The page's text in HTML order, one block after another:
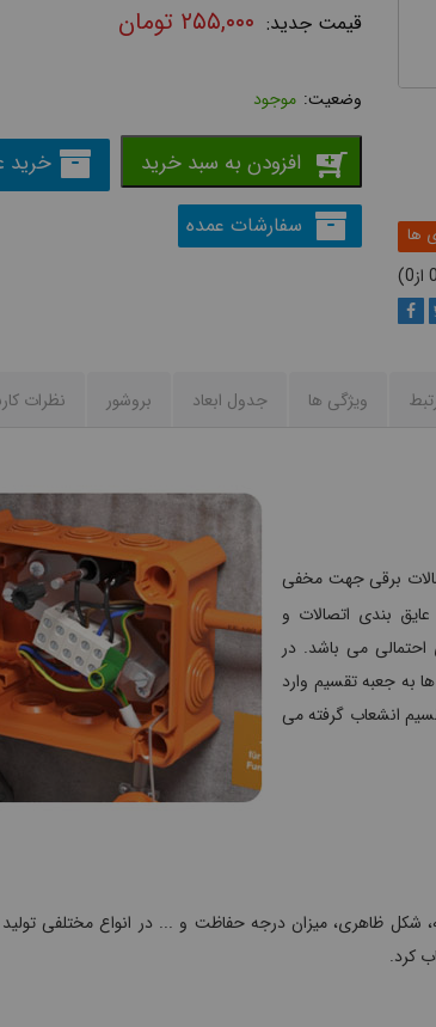
0
0
۲۵۵,۰۰۰ تومان
موجود
افزودن به سبد خرید خرید
سفارشات عمده
ویژگی ها جدول ابعاد بروشور نظرات
برقی جهت مخفی
بندی اتصالات و
می باشد. در
به جعبه تقسیم وارد
انشعاب گرفته می
ظاهری، میزان درجه حفاظت و ... در انواع مختلفی
کرد.